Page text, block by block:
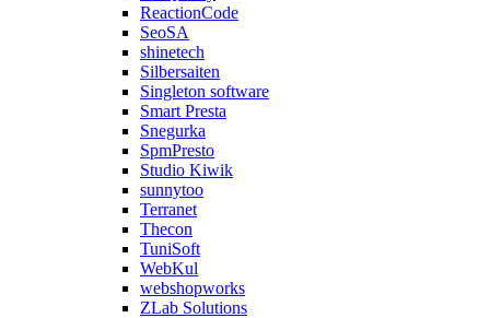
ReactionCode
SeoSA
shinetech
Silbersaiten
Singleton software
Smart Presta
Snegurka
SpmPresto
Studio Kiwik
sunnytoo
Terranet
Thecon
TuniSoft
WebKul
webshopworks
ZLab Solutions